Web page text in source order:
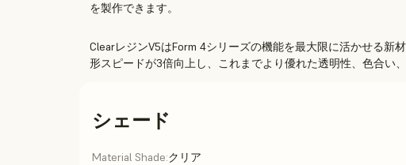
を製作できます。
ClearレジンV5はForm 4シリーズの機能を最大限に活かせる新
形スピードが3倍向上し、これまでより優れた透明性、色合い
シェード
Material Shade:クリア